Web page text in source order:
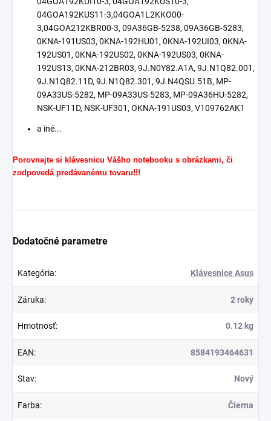
04GOA192KUS11-3,04GOA1L2KKO00-
3,04GOA212KBR00-3, 09A36GB-5238, 09A36GB-5283,
0KNA-191US03, 0KNA-192HU01, 0KNA-192UI03, 0KNA-
192US01, 0KNA-192US02, 0KNA-192US03, 0KNA-
192US13, 0KNA-212BR03, 9J.N0Y82.A1A, 9J.N1Q82.001,
9J.N1Q82.11D, 9J.N1Q82.301, 9J.N4QSU.51B, MP-
09A33US-5282, MP-09A33US-5283, MP-09A36HU-5282,
NSK-UF11D, NSK-UF301, OKNA-191US03, V109762AK1
a iné...
Porovnajte si klávesnicu Vášho notebooku s obrázkami, či
zodpovedá predávanému tovaru!!!
Dodatočné parametre
Kategória: Klávesnice Asus
Záruka: 2 roky
Hmotnosť: 0.12 kg
EAN: 8584193464631
Stav: Nový
Farba: Čierna